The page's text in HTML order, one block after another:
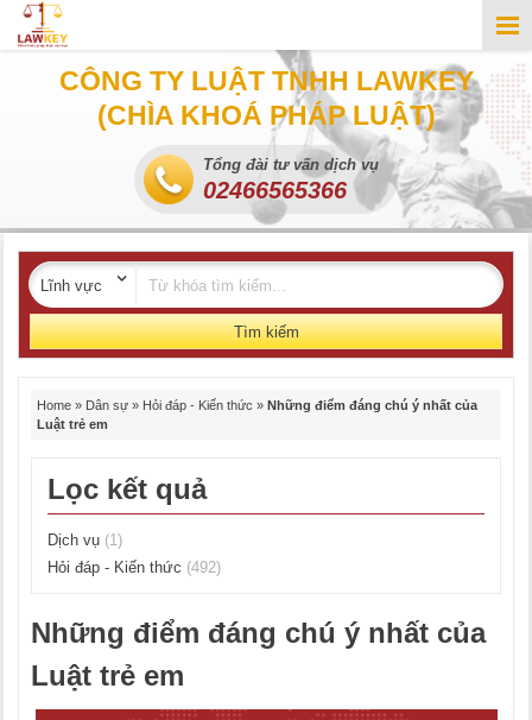
CÔNG TY LUẬT TNHH LAWKEY
(CHÌA KHOÁ PHÁP LUẬT)
Tổng đài tư vấn dịch vụ
02466565366
Tìm kiếm
Home » Dân sự » Hỏi đáp - Kiến thức » Những điểm đáng chú ý nhất của
Luật trẻ em
Lọc kết quả
Dịch vụ (1)
Hỏi đáp - Kiến thức (492)
Những điểm đáng chú ý nhất của
Luật trẻ em